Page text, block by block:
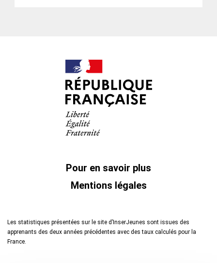
Pour en savoir plus
Mentions légales
Les statistiques présentées sur le site d’InserJeunes sont issues des
apprenants des deux années précédentes avec des taux calculés pour la
France.